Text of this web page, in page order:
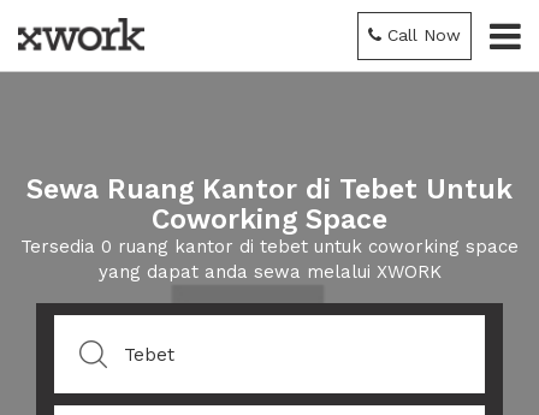
Call Now
Sewa Ruang Kantor di Tebet Untuk
Coworking Space
Tersedia 0 ruang kantor di tebet untuk coworking space
yang dapat anda sewa melalui XWORK